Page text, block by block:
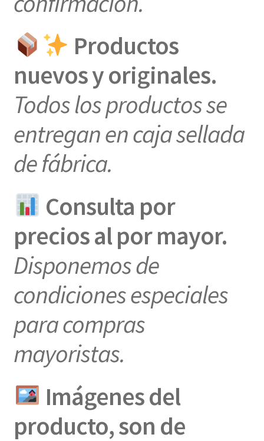
Productos
nuevos y originales.
Todos los productos se
entregan en caja sellada
de fábrica.
Consulta por
precios al por mayor.
Disponemos de
condiciones especiales
para compras
mayoristas.
Imágenes del
producto, son de